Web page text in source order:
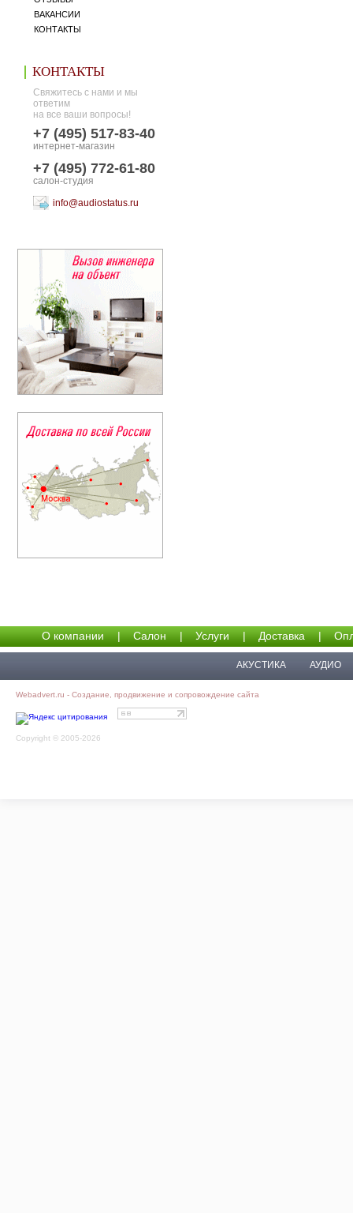
ВАКАНСИИ
КОНТАКТЫ
КОНТАКТЫ
Свяжитесь с нами и мы
ответим
на все ваши вопросы!
+7 (495) 517-83-40
интернет-магазин
+7 (495) 772-61-80
салон-студия
info@audiostatus.ru
О компании | Салон | Услуги | Доставка |
АКУСТИКА АУДИО
Webadvert.ru - Создание, продвижение и сопровождение сайта
Copyright © 2005-2026